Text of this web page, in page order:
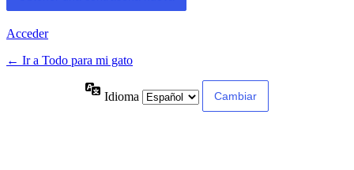
Acceder
← Ir a Todo para mi gato
Idioma